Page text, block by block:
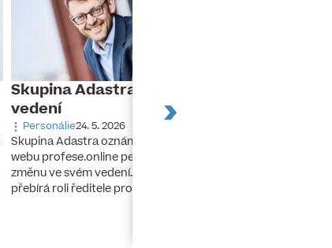
Skupina Adastra mění své
vedení
Personálie24. 5. 2026
Skupina Adastra oznámila redakci
webu profese.online personální
změnu ve svém vedení. Petr Zelenka
přebírá roli ředitele pro umělou…